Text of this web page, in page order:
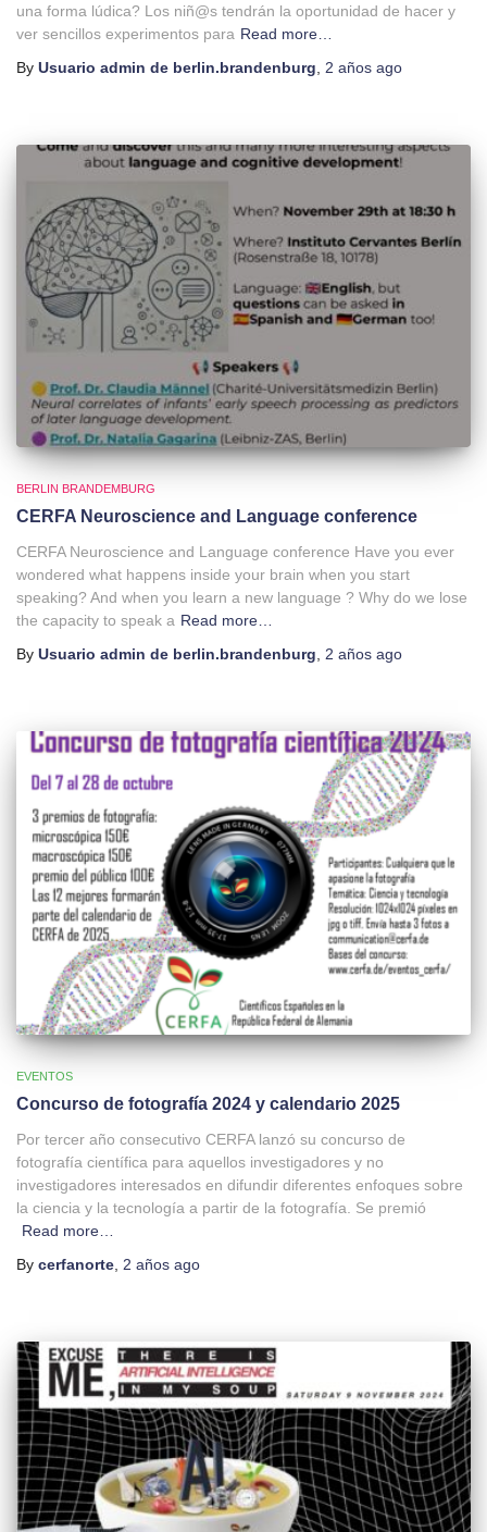
una forma lúdica? Los niñ@s tendrán la oportunidad de hacer y
ver sencillos experimentos para Read more…
By Usuario admin de berlin.brandenburg 2 años ago
BERLIN BRANDEMBURG
CERFA Neuroscience and Language conference
CERFA Neuroscience and Language conference Have you ever
wondered what happens inside your brain when you start
speaking? And when you learn a new language ? Why do we lose
the capacity to speak a Read more…
By Usuario admin de berlin.brandenburg, 2 años ago
EVENTOS
Concurso de fotografía 2024 y calendario 2025
Por tercer año consecutivo CERFA lanzó su concurso de
fotografía científica para aquellos investigadores y no
investigadores interesados en difundir diferentes enfoques sobre
la ciencia y la tecnología a partir de la fotografía. Se premió
Read more…
By cerfanorte 2 años ago